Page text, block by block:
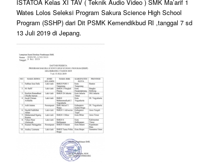
ISTATOA Kelas XI TAV ( Teknik Audio Video ) SMK Ma’arif 1
Wates Lolos Seleksi Program Sakura Science High School
Program (SSHP) dari Dit PSMK Kemendikbud RI ,tanggal 7 sd
13 Juli 2019 di Jepang.